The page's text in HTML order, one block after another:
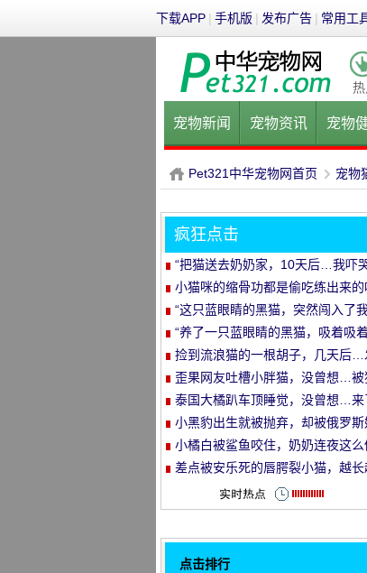
下载APP | 手机版 | 发布广告 | 常用工
宠物新闻 宠物资讯 宠物
健康饮食 宠物美容 宠物医
P
et
Pet321中华宠物网首页
›
宠物
疯狂点击
“把猫送去奶奶家，10天后…我吓
小猫咪的缩骨功都是偷吃练出来
哈
“这只蓝眼睛的黑猫，突然闯入了
家里…”
“养了一只蓝眼睛的黑猫，吸着吸
发生了！”
捡到流浪猫的一根胡子，几天后…
了！
歪果网友吐槽小胖猫，没曾想…被
哈哈哈
泰国大橘趴车顶睡觉，没曾想…来
就走的旅行哈哈哈！
小黑豹出生就被抛弃，却被俄罗
了铁憨憨！
小橘白被鲨鱼咬住，奶奶连夜这
溺！
差点被安乐死的唇腭裂小猫，越
点击排行